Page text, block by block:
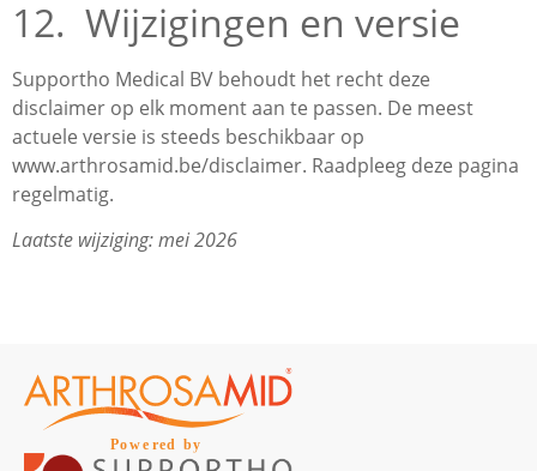
12. Wijzigingen en versie
Supportho Medical BV behoudt het recht deze
disclaimer op elk moment aan te passen. De meest
actuele versie is steeds beschikbaar op
www.arthrosamid.be/disclaimer. Raadpleeg deze pagina
regelmatig.
Laatste wijziging: mei 2026